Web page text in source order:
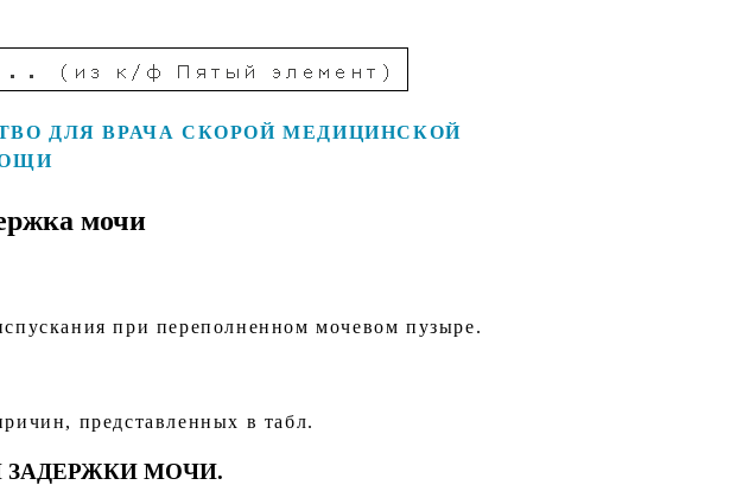
ДЛЯ ВРАЧА СКОРОЙ МЕДИЦИНСКОЙ
мочи
при переполненном мочевом пузыре.
представленных в табл.
ЗАДЕРЖКИ МОЧИ.